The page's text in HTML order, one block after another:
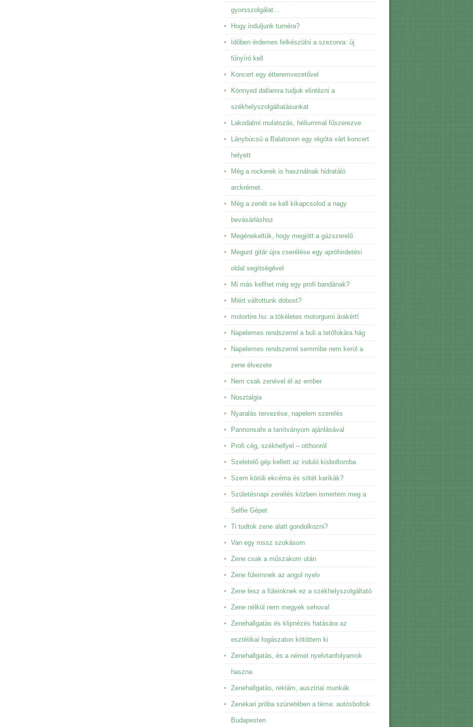
gyorsszolgálat…
Hogy induljunk turnéra?
Időben érdemes felkészülni a szezonra: új
fűnyíró kell
Koncert egy étteremvezetővel
Könnyed dallamra tudjuk elintézni a
székhelyszolgáltatásunkat
Lakodalmi mulatozás, héliummal fűszerezve
Lánybúcsú a Balatonon egy régóta várt koncert
helyett
Még a rockerek is használnak hidratáló
arckrémet.
Még a zenét se kell kikapcsolod a nagy
bevásárláshoz
Megénekeltük, hogy megjött a gázszerelő
Megunt gitár újra cserélése egy apróhirdetési
oldal segítségével
Mi más kellhet még egy profi bandának?
Miért váltottunk dobost?
motortire.hu: a tökéletes motorgumi árakért!
Napelemes rendszerrel a buli a tetőfokára hág
Napelemes rendszerrel semmibe nem kerül a
zene élvezete
Nem csak zenével él az ember
Nosztalgia
Nyaralás tervezése, napelem szerelés
Pannonsafe a tanítványom ajánlásával
Profi cég, székhellyel – otthonról
Szeletelő gép kellett az induló kisboltomba
Szem körüli ekcéma és sötét karikák?
Születésnapi zenélés közben ismertem meg a
Selfie Gépet
Ti tudtok zene alatt gondolkozni?
Van egy rossz szokásom
Zene csak a műszakom után
Zene füleimnek az angol nyelv
Zene lesz a füleinknek ez a székhelyszolgáltató
Zene nélkül nem megyek sehova!
Zenehallgatás és klipnézés hatására az
esztétikai fogászaton kötöttem ki
Zenehallgatás, és a német nyelvtanfolyamok
haszna
Zenehallgatás, reklám, ausztriai munkák
Zenekari próba szünetében a téma: autósboltok
Budapesten